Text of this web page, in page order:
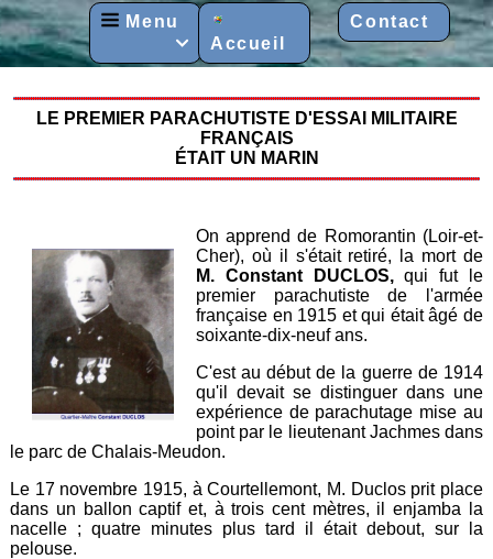
Menu
 Accueil
Contact
LE PREMIER PARACHUTISTE D'ESSAI MILITAIRE
FRANÇAIS
ÉTAIT UN MARIN
On apprend de Romorantin (Loir-et-
Cher), où il s'était retiré, la mort de
M. Constant DUCLOS,qui fut le
premier parachutiste de l'armée
française en 1915 et qui était âgé de
soixante-dix-neuf ans.
C'est au début de la guerre de 1914
qu'il devait se distinguer dans une
expérience de parachutage mise au
point par le lieutenant Jachmes dans
le parc de Chalais-Meudon.
Le 17 novembre 1915, à Courtellemont, M. Duclos prit place
dans un ballon captif et, à trois cent mètres, il enjamba la
nacelle ; quatre minutes plus tard il était debout, sur la
pelouse.